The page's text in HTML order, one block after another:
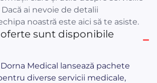
ai nevoie de detalii
noastră este aici să te asiste.
sunt disponibile
Medical lansează pachete
diverse servicii medicale,